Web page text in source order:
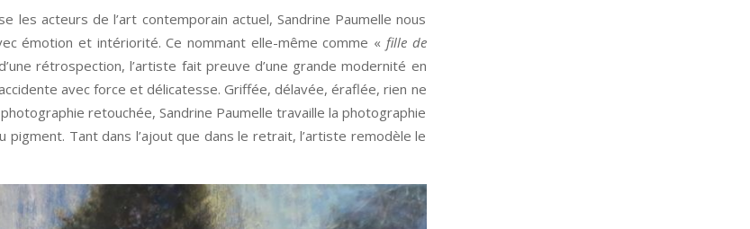
acteurs de l’art contemporain actuel, Sandrine Paumelle nous
émotion et intériorité. Ce nommant elle-même comme « fille de
rétrospection, l’artiste fait preuve d’une grande modernité en
avec force et délicatesse. Griffée, délavée, éraflée, rien ne
retouchée, Sandrine Paumelle travaille la photographie
Tant dans l’ajout que dans le retrait, l’artiste remodèle le